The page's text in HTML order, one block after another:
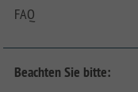
FAQ
Beachten Sie bitte: